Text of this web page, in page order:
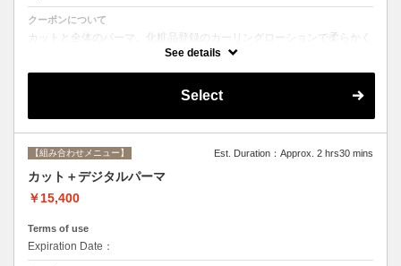
クーポンについて
カットと全体のパーマ。化粧品登録のカーリングローションで柔らかく
動きのあるスタイルからしっかりウェーブまで☆シャンプー、ブロー込
See details
Select
【組み合わせメニュー】 Est. Duration：Approx. 2 hrs30 mins
カット＋デジタルパーマ
￥15,400
Terms of use
Expiration Date：